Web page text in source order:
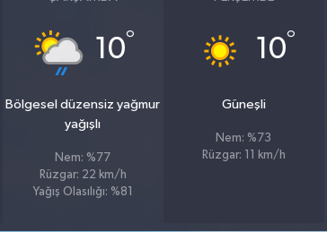
10°
Bölgesel düzensiz yağmur
yağışlı
Nem: %77
Rüzgar: 22 km/h
Yağış Olasılığı: %81
10°
Güneşli
Nem: %73
Rüzgar: 11 km/h